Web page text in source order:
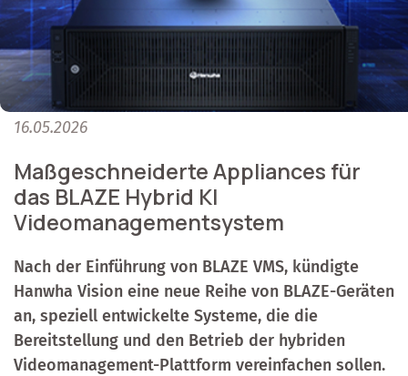
16.05.2026
Maßgeschneiderte Appliances für
das BLAZE Hybrid KI
Videomanagementsystem
Nach der Einführung von BLAZE VMS, kündigte
Hanwha Vision eine neue Reihe von BLAZE-Geräten
an, speziell entwickelte Systeme, die die
Bereitstellung und den Betrieb der hybriden
Videomanagement-Plattform vereinfachen sollen.